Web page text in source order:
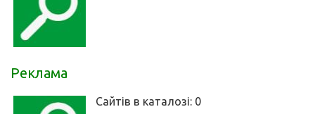
Реклама
Сайтів в каталозі: 0